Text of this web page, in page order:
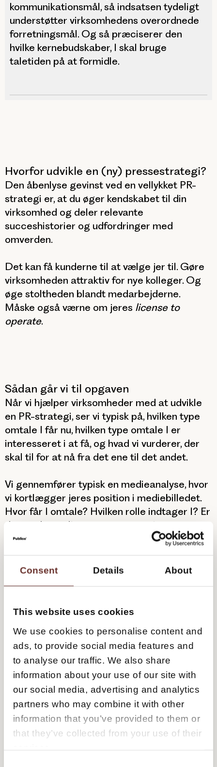
Consent Details About
This website uses cookies
We use cookies to personalise content and
ads, to provide social media features and
to analyse our traffic. We also share
information about your use of our site with
our social media, advertising and analytics
partners who may combine it with other
information that you’ve provided to them or
that they’ve collected from your use of their
services.
kommunikationsmål, så indsatsen tydeligt
understøtter virksomhedens overordnede
forretningsmål. Og så præciserer den
hvilke kernebudskaber, I skal bruge
taletiden på at formidle.
Hvorfor udvikle en (ny) pressestrategi?
Den åbenlyse gevinst ved en vellykket PR-
strategi er, at du øger kendskabet til din
virksomhed og deler relevante
succeshistorier og udfordringer med
omverden.
Det kan få kunderne til at vælge jer til. Gøre
virksomheden attraktiv for nye kolleger. Og
øge stoltheden blandt medarbejderne.
Måske også værne om jeres license to
operate.
Sådan går vi til opgaven
Når vi hjælper virksomheder med at udvikle
en PR-strategi, ser vi typisk på, hvilken type
omtale I får nu, hvilken type omtale I er
interesseret i at få, og hvad vi vurderer, der
skal til for at nå fra det ene til det andet.
Vi gennemfører typisk en medieanalyse, hvor
vi kortlægger jeres position i mediebilledet.
Hvor får I omtale? Hvilken rolle indtager I? Er
der nogle særlige temaer, som giver jer
taletid? Herefter mødes vi på en workshop,
hvor forretningsmål, målgrupper,
ønskemedier, kernebudskaber og
Jeres input klæder os på til at forme en
og reaktive PR-indsatser. Helt konkret
leverer vi to håndgribelige outputs:
Strategi: PR-strategien i en PowerPoint,
som giver overblik over målgrupper,
medier, budskaber, PR-mål m.v.
Baggrundsdokumentet: Alle
mellemregninger og overvejelser, der
ligger bag punkterne i strategien.